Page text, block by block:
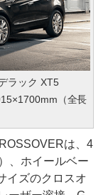
ラック XT5
（全長
は、4
、ホイールベー
イズのクロスオ